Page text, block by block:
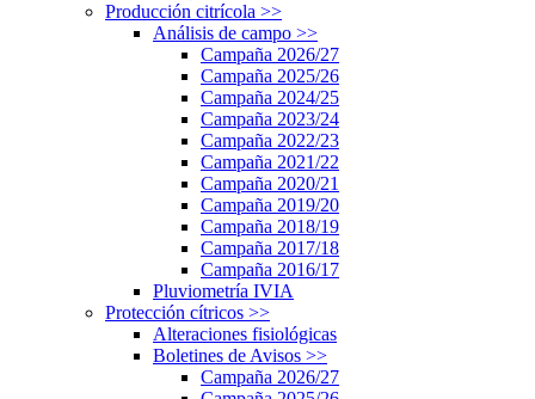
Producción citrícola >>
Análisis de campo >>
Campaña 2026/27
Campaña 2025/26
Campaña 2024/25
Campaña 2023/24
Campaña 2022/23
Campaña 2021/22
Campaña 2020/21
Campaña 2019/20
Campaña 2018/19
Campaña 2017/18
Campaña 2016/17
Pluviometría IVIA
Protección cítricos >>
Alteraciones fisiológicas
Boletines de Avisos >>
Campaña 2026/27